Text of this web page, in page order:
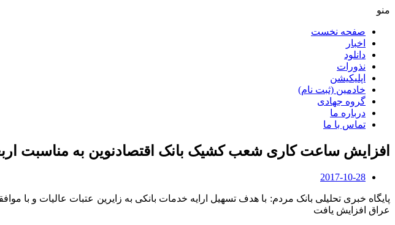
منو
صفحه نخست
اخبار
دانلود
نذورات
اپلیکیشن
خادمین (ثبت نام)
گروه جهادی
درباره ما
تماس با ما
افزایش ساعت کاری شعب کشیک بانک اقتصادنوین به مناسبت
2017-10-28
پایگاه خبری تحلیلی بانک مردم: با هدف تسهیل ارایه خدمات بانکی به زایرین عتبات عالیات و
عراق افزایش یافت